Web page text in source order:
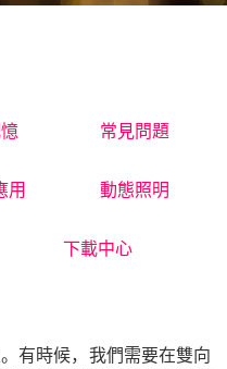
常見問題
用 動態照明
下載中心
有時候，我們需要在雙向